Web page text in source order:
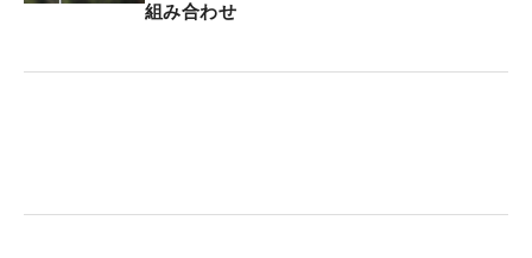
組み合わせ